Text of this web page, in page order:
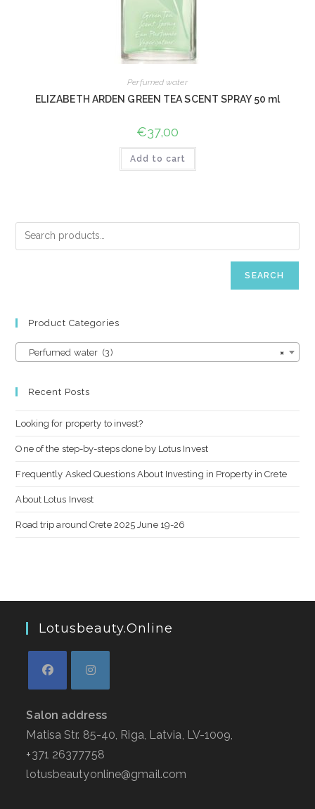
Perfumed water
ELIZABETH ARDEN GREEN TEA SCENT SPRAY 50 ml
€37,00
Add to cart
SEARCH
Product Categories
×
Perfumed water (3)
Recent Posts
Looking for property to invest?
One of the step-by-steps done by Lotus Invest
Frequently Asked Questions About Investing in Property in Crete
About Lotus Invest
Road trip around Crete 2025 June 19-26
Lotusbeauty.online
Salon address
Matisa Str. 85-40, Riga, Latvia, LV-1009,
+371 26377758
lotusbeautyonline@gmail.com